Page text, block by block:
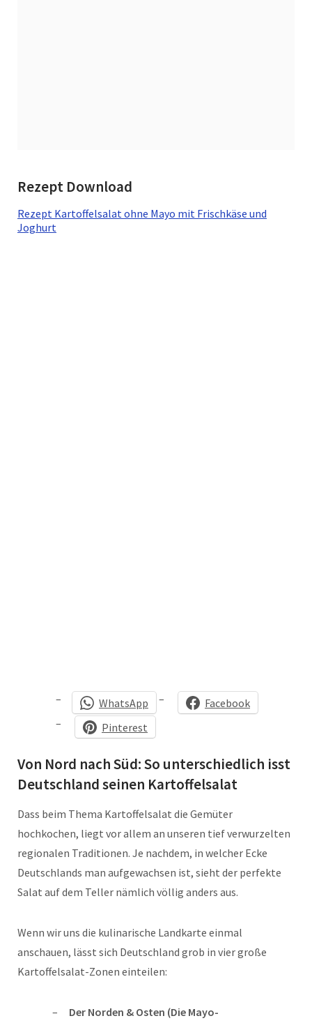
Rezept Download
Rezept Kartoffelsalat ohne Mayo mit Frischkäse und
Joghurt
WhatsApp
Facebook
Pinterest
Von Nord nach Süd: So unterschiedlich isst
Deutschland seinen Kartoffelsalat
Dass beim Thema Kartoffelsalat die Gemüter
hochkochen, liegt vor allem an unseren tief verwurzelten
regionalen Traditionen. Je nachdem, in welcher Ecke
Deutschlands man aufgewachsen ist, sieht der perfekte
Salat auf dem Teller nämlich völlig anders aus.
Wenn wir uns die kulinarische Landkarte einmal
anschauen, lässt sich Deutschland grob in vier große
Kartoffelsalat-Zonen einteilen:
Der Norden & Osten (Die Mayo-